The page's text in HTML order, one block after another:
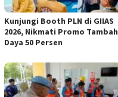
Kunjungi Booth PLN di GIIAS
2026, Nikmati Promo Tambah
Daya 50 Persen